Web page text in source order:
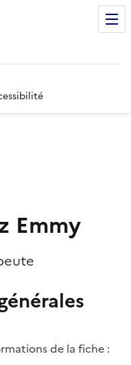
Emmy
de la fiche :